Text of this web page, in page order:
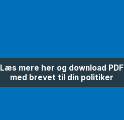
Læs mere her og download PDF
med brevet til din politiker